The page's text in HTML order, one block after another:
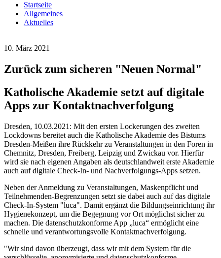
Startseite
Allgemeines
Aktuelles
10. März 2021
Zurück zum sicheren "Neuen Normal"
Katholische Akademie setzt auf digitale
Apps zur Kontaktnachverfolgung
Dresden, 10.03.2021: Mit den ersten Lockerungen des zweiten
Lockdowns bereitet auch die Katholische Akademie des Bistums
Dresden-Meißen ihre Rückkehr zu Veranstaltungen in den Foren in
Chemnitz, Dresden, Freiberg, Leipzig und Zwickau vor. Hierfür
wird sie nach eigenen Angaben als deutschlandweit erste Akademie
auch auf digitale Check-In- und Nachverfolgungs-Apps setzen.
Neben der Anmeldung zu Veranstaltungen, Maskenpflicht und
Teilnehmenden-Begrenzungen setzt sie dabei auch auf das digitale
Check-In-System "luca". Damit ergänzt die Bildungseinrichtung ihr
Hygienekonzept, um die Begegnung vor Ort möglichst sicher zu
machen. Die datenschutzkonforme App „luca“ ermöglicht eine
schnelle und verantwortungsvolle Kontaktnachverfolgung.
"Wir sind davon überzeugt, dass wir mit dem System für die